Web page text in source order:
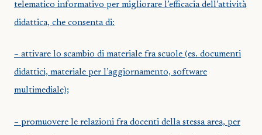
telematico informativo per migliorare l’efficacia dell’attività
didattica, che consenta di:
– attivare lo scambio di materiale fra scuole (es. documenti
didattici, materiale per l’aggiornamento, software
multimediale);
– promuovere le relazioni fra docenti della stessa area, per